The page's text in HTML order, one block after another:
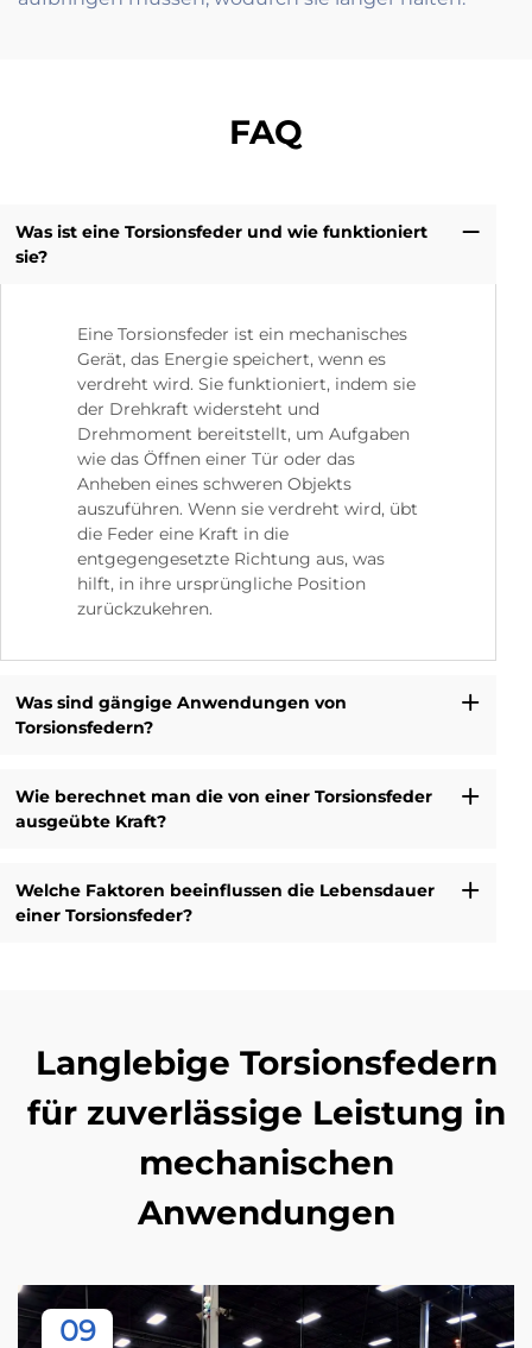
FAQ
Was ist eine Torsionsfeder und wie funktioniert
sie?
Eine Torsionsfeder ist ein mechanisches
Gerät, das Energie speichert, wenn es
verdreht wird. Sie funktioniert, indem sie
der Drehkraft widersteht und
Drehmoment bereitstellt, um Aufgaben
wie das Öffnen einer Tür oder das
Anheben eines schweren Objekts
auszuführen. Wenn sie verdreht wird, übt
die Feder eine Kraft in die
entgegengesetzte Richtung aus, was
hilft, in ihre ursprüngliche Position
zurückzukehren.
Was sind gängige Anwendungen von
Torsionsfedern?
Wie berechnet man die von einer Torsionsfeder
ausgeübte Kraft?
Welche Faktoren beeinflussen die Lebensdauer
einer Torsionsfeder?
Langlebige Torsionsfedern
für zuverlässige Leistung in
mechanischen
Anwendungen
09